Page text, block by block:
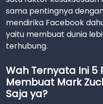
sama pentingnya
mendirika Facebook
yaitu membuat dunia
terhubung.
Wah Ternyata Ini 5
Membuat Mark
Saja ya?